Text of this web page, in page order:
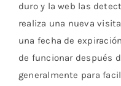
duro y la web las
realiza una nueva
una fecha de
de funcionar después
generalmente para